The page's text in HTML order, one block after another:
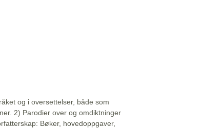
og i oversettelser, både som
2) Parodier over og omdiktninger
Bøker, hovedoppgaver,